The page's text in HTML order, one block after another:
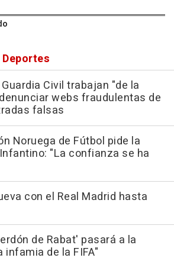
Guardia Civil trabajan "de la
webs fraudulentas de
falsas
Noruega de Fútbol pide la
"La confianza se ha
con el Real Madrid hasta
de Rabat' pasará a la
infamia de la FIFA"